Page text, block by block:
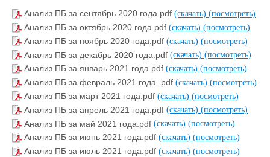
Анализ ПБ за сентябрь 2020 года.pdf (скачать) (посмотреть)
Анализ ПБ за октябрь 2020 года.pdf (скачать) (посмотреть)
Анализ ПБ за ноябрь 2020 года.pdf (скачать) (посмотреть)
Анализ ПБ за декабрь 2020 года.pdf (скачать) (посмотреть)
Анализ ПБ за январь 2021 года.pdf (скачать) (посмотреть)
Анализ ПБ за февраль 2021 года .pdf (скачать) (посмотреть)
Анализ ПБ за март 2021 года.pdf (скачать) (посмотреть)
Анализ ПБ за апрель 2021 года.pdf (скачать) (посмотреть)
Анализ ПБ за май 2021 года.pdf (скачать) (посмотреть)
Анализ ПБ за июнь 2021 года.pdf (скачать) (посмотреть)
Анализ ПБ за июль 2021 года.pdf (скачать) (посмотреть)